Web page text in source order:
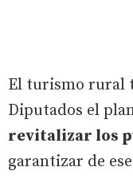
El turismo rural
Diputados el
revitalizar los
garantizar de